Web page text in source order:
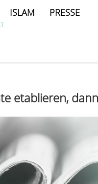
ISLAM PRESSE
etablieren,